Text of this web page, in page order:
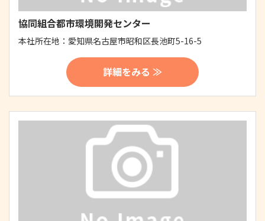
協同組合都市環境開発センター
本社所在地： 愛知県名古屋市昭和区長池町5-16-5
詳細をみる ≫